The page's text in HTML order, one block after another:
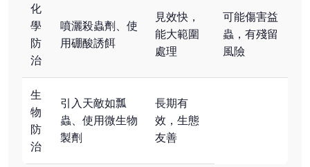
化
學
防
治
噴灑殺蟲劑、使
用硼酸誘餌
見效快，
能大範圍
處理
可能傷害益
蟲，有殘留
風險
生
物
防
治
引入天敵如瓢
蟲、使用微生物
製劑
長期有
效，生態
友善